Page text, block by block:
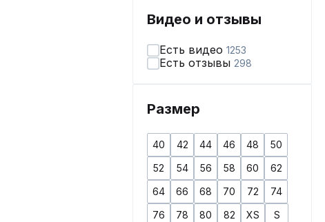
Видео и отзывы
Есть видео 1253
Есть отзывы 298
Размер
40 42 44 46 48
50
52
54 56 58 60
62
64
66 68 70 72
74
76
78 80 82 XS
S